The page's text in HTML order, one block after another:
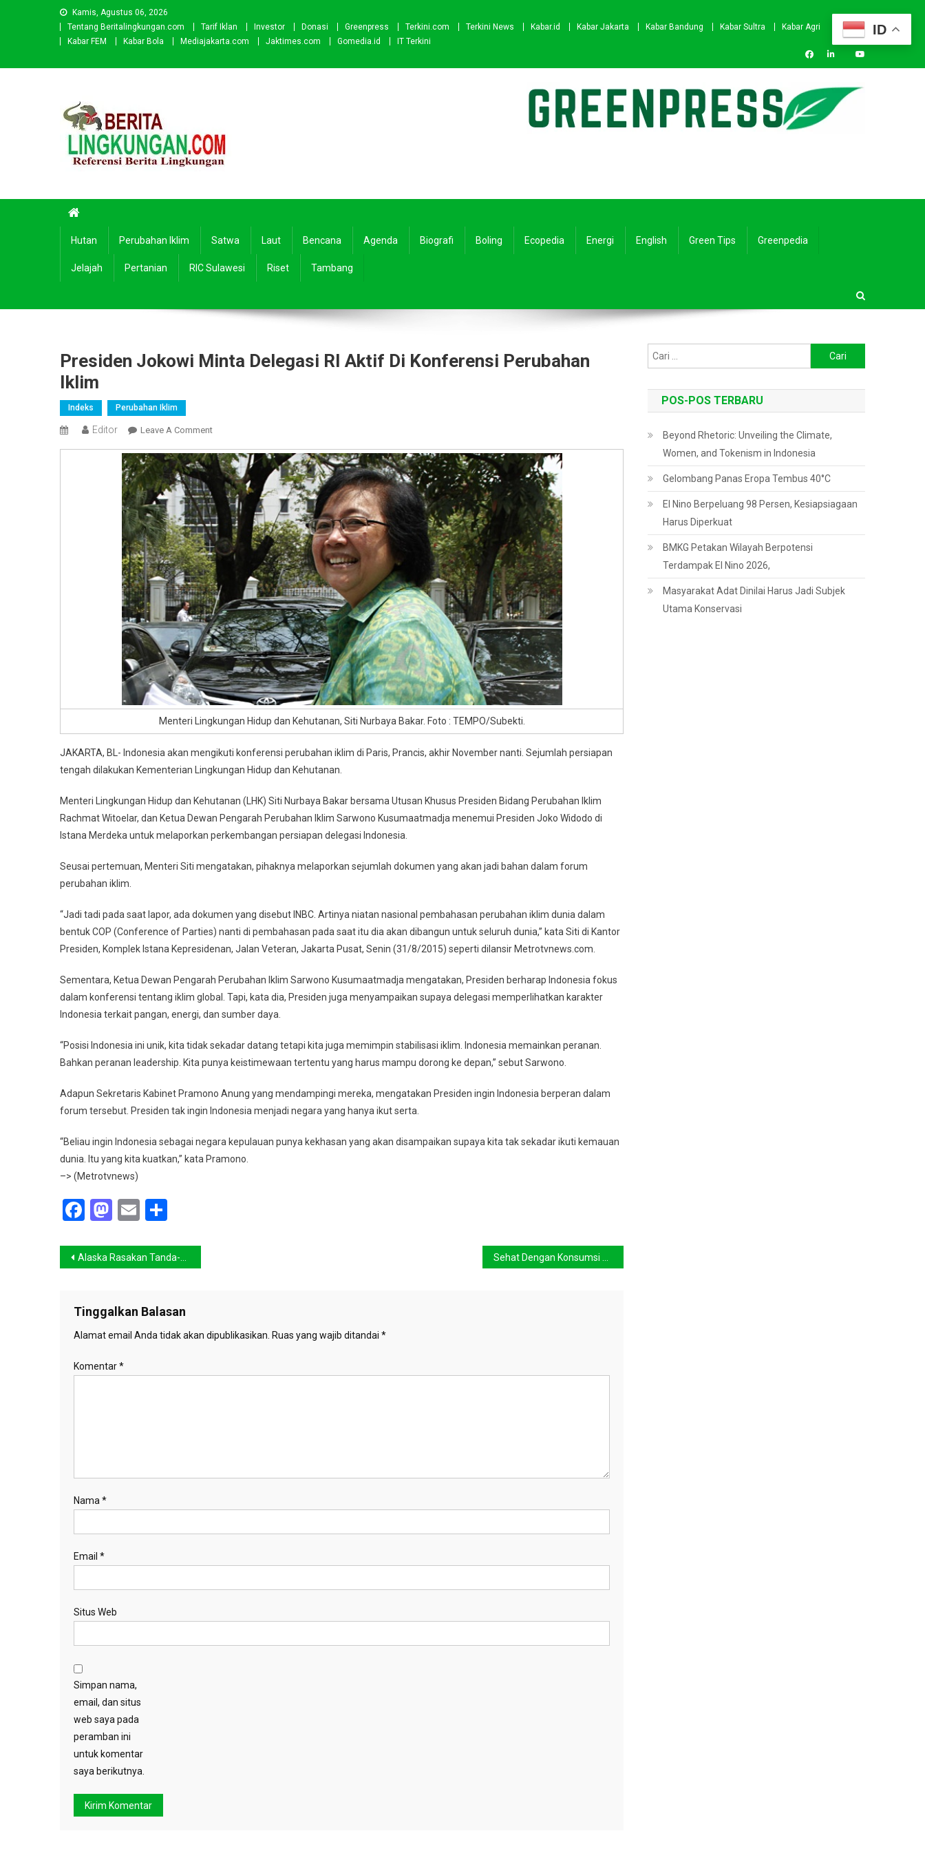
Kamis, Agustus 06, 2026
Tentang Beritalingkungan.com
Tarif Iklan Investor Donasi Greenpress Terkini.com Terkini News Kabar.id Kabar Jakarta Kabar Bandung Kabar Sultra
Kabar Agri
Kabar FEM
Kabar Bola Mediajakarta.com Jaktimes.com Gomedia.id IT Terkini
Hutan Perubahan Iklim Satwa Laut Bencana Agenda Biografi Boling Ecopedia Energi English Green Tips Greenpedia
Jelajah Pertanian RIC Sulawesi Riset Tambang
Presiden Jokowi Minta Delegasi RI Aktif Di Konferensi Perubahan
Iklim
Indeks Perubahan Iklim
Editor Leave A CommentOn
Jokowi
Minta
Delegasi
RI
Aktif
Di
Konferensi
Perubahan
Iklim
Menteri Lingkungan Hidup dan Kehutanan, Siti Nurbaya Bakar. Foto : TEMPO/Subekti.
JAKARTA, BL- Indonesia akan mengikuti konferensi perubahan iklim di Paris, Prancis, akhir November nanti. Sejumlah persiapan
tengah dilakukan Kementerian Lingkungan Hidup dan Kehutanan.
Menteri Lingkungan Hidup dan Kehutanan (LHK) Siti Nurbaya Bakar bersama Utusan Khusus Presiden Bidang Perubahan Iklim
Rachmat Witoelar, dan Ketua Dewan Pengarah Perubahan Iklim Sarwono Kusumaatmadja menemui Presiden Joko Widodo di
Istana Merdeka untuk melaporkan perkembangan persiapan delegasi Indonesia.
Seusai pertemuan, Menteri Siti mengatakan, pihaknya melaporkan sejumlah dokumen yang akan jadi bahan dalam forum
perubahan iklim.
“Jadi tadi pada saat lapor, ada dokumen yang disebut INBC. Artinya niatan nasional pembahasan perubahan iklim dunia dalam
bentuk COP (Conference of Parties) nanti di pembahasan pada saat itu dia akan dibangun untuk seluruh dunia,” kata Siti di Kantor
Presiden, Komplek Istana Kepresidenan, Jalan Veteran, Jakarta Pusat, Senin (31/8/2015) seperti dilansir Metrotvnews.com.
Sementara, Ketua Dewan Pengarah Perubahan Iklim Sarwono Kusumaatmadja mengatakan, Presiden berharap Indonesia fokus
dalam konferensi tentang iklim global. Tapi, kata dia, Presiden juga menyampaikan supaya delegasi memperlihatkan karakter
Indonesia terkait pangan, energi, dan sumber daya.
“Posisi Indonesia ini unik, kita tidak sekadar datang tetapi kita juga memimpin stabilisasi iklim. Indonesia memainkan peranan.
Bahkan peranan leadership. Kita punya keistimewaan tertentu yang harus mampu dorong ke depan,” sebut Sarwono.
Adapun Sekretaris Kabinet Pramono Anung yang mendampingi mereka, mengatakan Presiden ingin Indonesia berperan dalam
forum tersebut. Presiden tak ingin Indonesia menjadi negara yang hanya ikut serta.
“Beliau ingin Indonesia sebagai negara kepulauan punya kekhasan yang akan disampaikan supaya kita tak sekadar ikuti kemauan
dunia. Itu yang kita kuatkan,” kata Pramono.
–> (Metrotvnews)
Facebook
Mastodon
Email
Navigasi
Alaska Rasakan Tanda-tanda Perubahan Iklim
Tinggalkan Balasan
Alamat email Anda tidak akan dipublikasikan. Ruas yang wajib ditandai *
Komentar*
Nama *
Email *
Situs Web
Simpan nama,
email, dan situs
web saya pada
peramban ini
untuk komentar
saya berikutnya.
untuk:
POS-POS TERBARU
Beyond Rhetoric: Unveiling the Climate,
Women, and Tokenism in Indonesia
Gelombang Panas Eropa Tembus 40°C
El Nino Berpeluang 98 Persen, Kesiapsiagaan
Harus Diperkuat
BMKG Petakan Wilayah Berpotensi
Terdampak El Nino 2026,
Masyarakat Adat Dinilai Harus Jadi Subjek
Utama Konservasi
ID